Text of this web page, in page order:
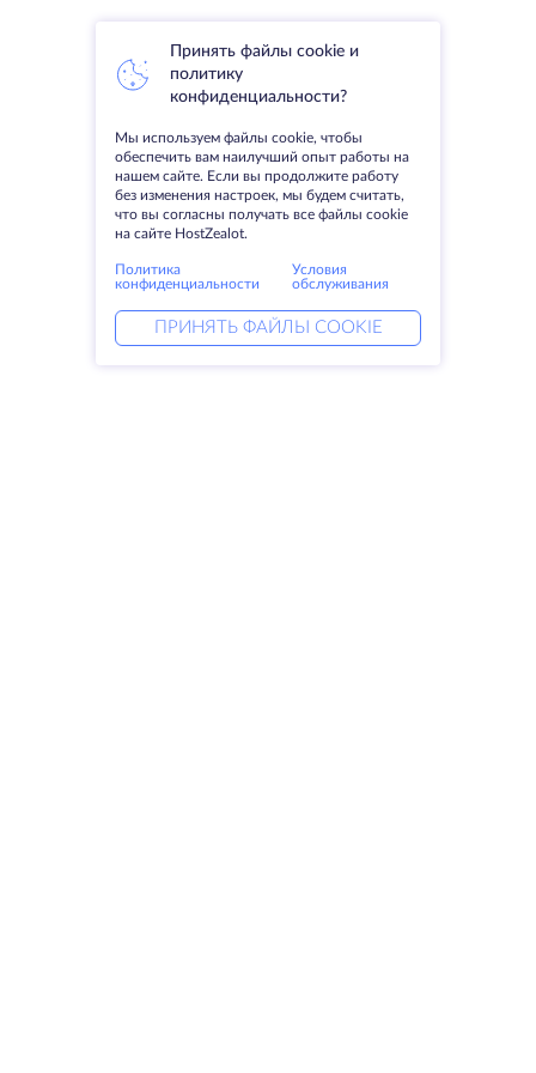
Принять файлы cookie и
политику
конфиденциальности?
Мы используем файлы cookie, чтобы
обеспечить вам наилучший опыт работы на
нашем сайте. Если вы продолжите работу
без изменения настроек, мы будем считать,
что вы согласны получать все файлы cookie
на сайте HostZealot.
Политика
конфиденциальности
Условия
обслуживания
ПРИНЯТЬ ФАЙЛЫ COOKIE